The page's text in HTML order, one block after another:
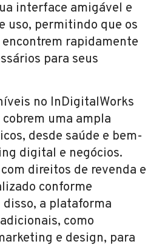
interface amigável e
uso, permitindo que os
rapidamente
para seus
no InDigitalWorks
uma ampla
desde saúde e bem-
digital e negócios.
direitos de revenda e
conforme
disso, a plataforma
como
e design, para